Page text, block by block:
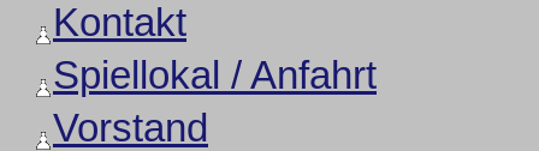
Kontakt
Spiellokal / Anfahrt
Vorstand